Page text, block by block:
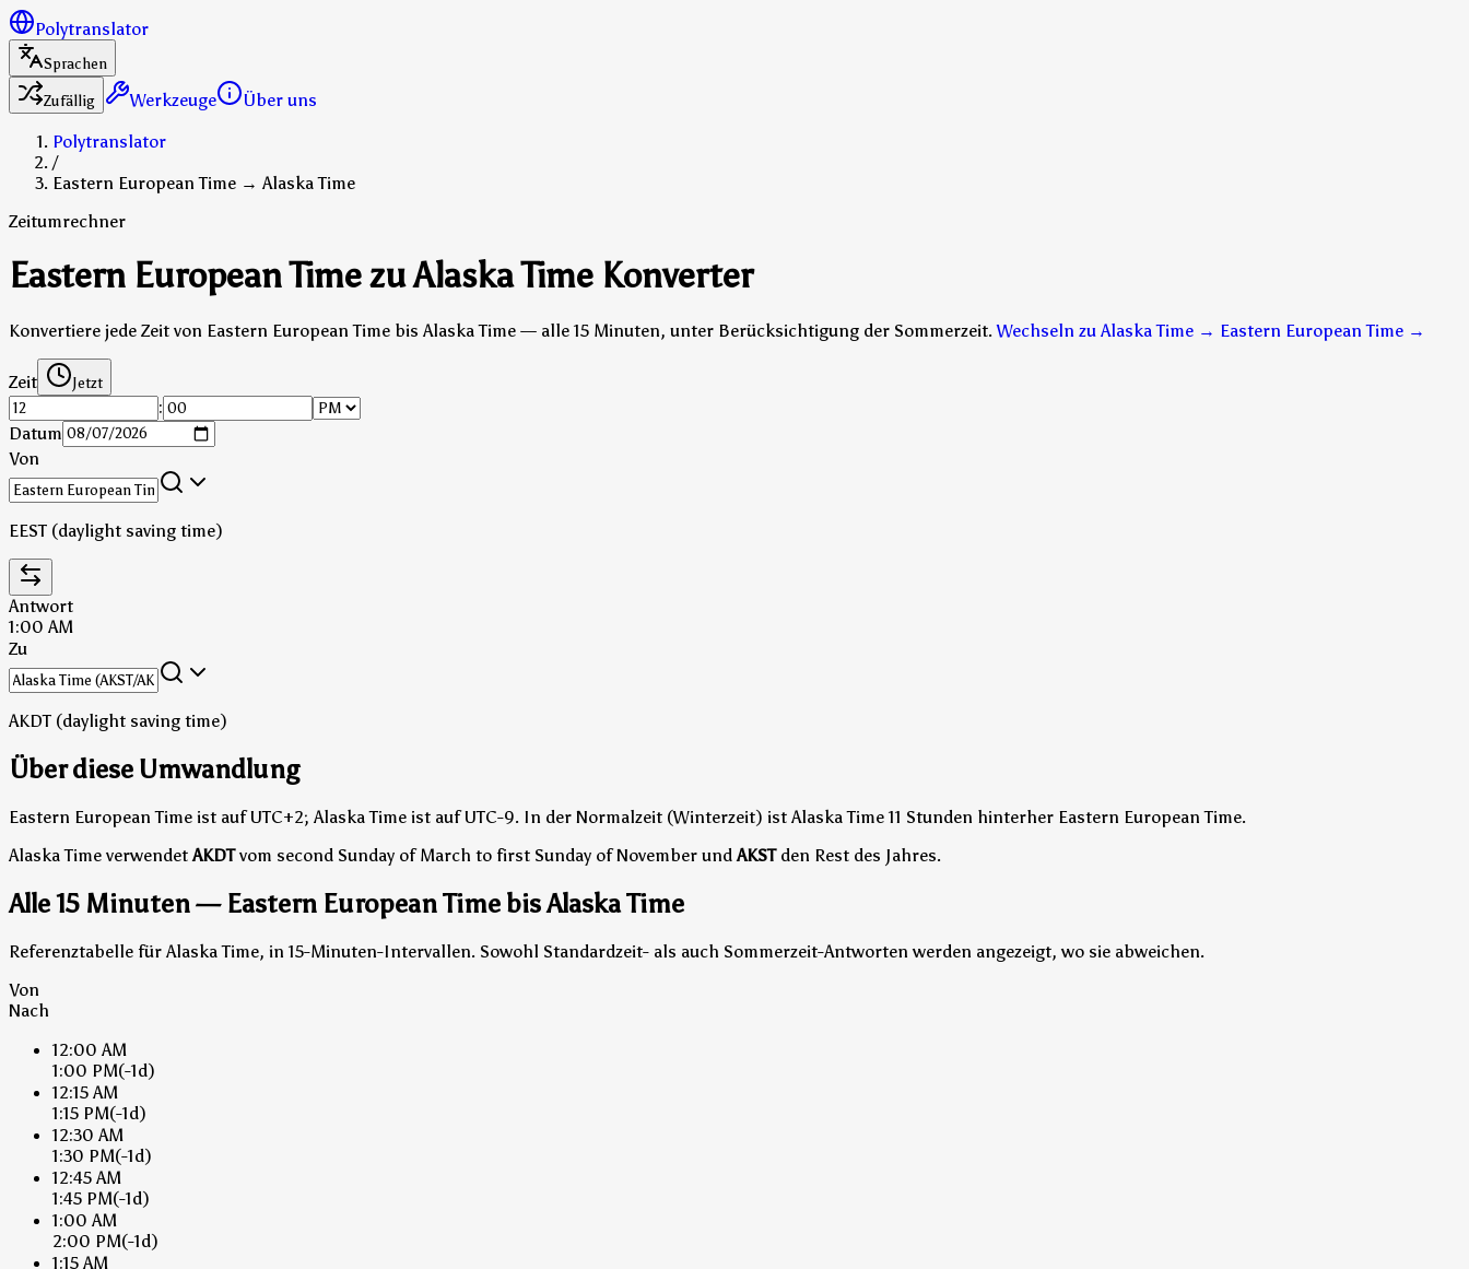
Polytranslator
Sprachen
Zufällig
Werkzeuge
Über uns
Polytranslator
/
Eastern European Time → Alaska Time
Zeitumrechner
Eastern European Time zu Alaska Time Konverter
Konvertiere jede Zeit von Eastern European Time bis Alaska Time — alle 15 Minuten, unter Berücksichtigung der Sommerzeit. Wechseln zu Alaska Time → Eastern European Time →
Zeit Jetzt
:
Datum
Von
EEST (daylight saving time)
Antwort
1:00 AM
Zu
AKDT (daylight saving time)
Über diese Umwandlung
Eastern European Time ist auf UTC+2; Alaska Time ist auf UTC-9. In der Normalzeit (Winterzeit) ist Alaska Time 11 Stunden hinterher Eastern European Time.
Alaska Time verwendet AKDTvom second Sunday of March to first Sunday of November und AKSTden Rest des Jahres.
Alle 15 Minuten — Eastern European Time bis Alaska Time
Referenztabelle für Alaska Time, in 15-Minuten-Intervallen. Sowohl Standardzeit- als auch Sommerzeit-Antworten werden angezeigt, wo sie abweichen.
Von
Nach
12:00 AM
1:00 PM(-1d)
12:15 AM
1:15 PM(-1d)
12:30 AM
1:30 PM(-1d)
12:45 AM
1:45 PM(-1d)
1:00 AM
2:00 PM(-1d)
1:15 AM